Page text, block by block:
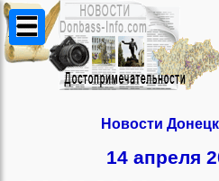
Новости
14 апреля